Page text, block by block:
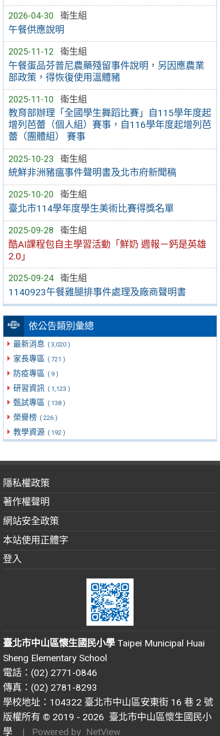
2026-04-30 衛生組
午餐供應說明
2025-11-12 衛生組
午餐蛋品芬普尼農藥殘留事件說明，另因應農業
部政策，得恢復使用溫體豬
2025-11-10 衛生組
教育部辦理「全國學生舞蹈比賽」自115學年度起
增列芭蕾（個人組）賽事，自116學年度起增列芭
蕾（團體組） 賽事
2025-10-23 衛生組
統鮮非洲豬瘟事件聲明書及北市府新聞稿
2025-10-20 衛生組
臺北市114學年度學生美術比賽得獎名單
2025-09-28 衛生組
酷AI課程包自主學習活動「鮮奶 週報－鈣是英雄
2.0」
2025-09-24 衛生組
1140923午餐雞腿排事件處理及廠商聲明書
依公告類別彙總
最新消息 ( 3,020 )
家長專區 ( 721 )
防疫專區 ( 9 )
研習資訊 ( 1,123 )
甄試專區 ( 138 )
榮譽榜 ( 226 )
教學資源 ( 192 )
隱私權政策
著作權聲明
網站安全政策
本站使用正體字
登入
臺北市中山區懷生國民小學 Taipei Municipal Huai
Sheng Elementary School
電話：(02) 2771-0846
傳真：(02) 2781-8293
學校地址：104322 臺北市中山區安東街 16 巷 2 號
版權所有 © 2019 - 2026 臺北市中山區懷生國民小
學
| Powered by NetView